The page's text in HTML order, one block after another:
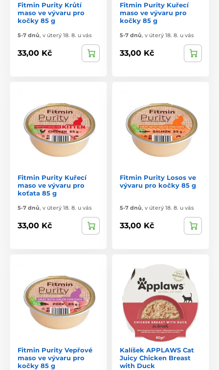
Fitmin Purity Krůtí
maso ve vývaru pro
kočky 85 g
5-7 dnů, v úterý 18. 8. u vás
33,00 Kč
Fitmin Purity Kuřecí
maso ve vývaru pro
kočky 85 g
5-7 dnů, v úterý 18. 8. u vás
33,00 Kč
Fitmin Purity Kuřecí
maso ve vývaru pro
koťata 85 g
5-7 dnů, v úterý 18. 8. u vás
33,00 Kč
Fitmin Purity Losos ve
vývaru pro kočky 85 g
5-7 dnů, v úterý 18. 8. u vás
33,00 Kč
Fitmin Purity Vepřové
maso ve vývaru pro
kočky 85 g
Kalíšek APPLAWS Cat
Juicy Chicken Breast
with Duck